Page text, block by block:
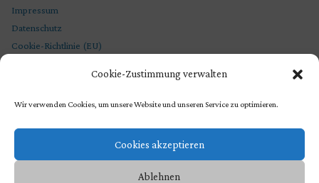
Cookie-Zustimmung verwalten
Wir verwenden Cookies, um unsere Website und unseren Service zu optimieren.
Cookies akzeptieren
Ablehnen
Impressum
Datenschutz
Cookie-Richtlinie (EU)